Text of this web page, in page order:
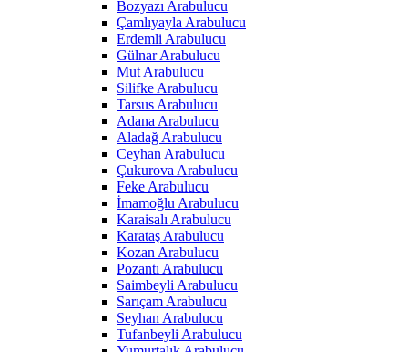
Bozyazı Arabulucu
Çamlıyayla Arabulucu
Erdemli Arabulucu
Gülnar Arabulucu
Mut Arabulucu
Silifke Arabulucu
Tarsus Arabulucu
Adana Arabulucu
Aladağ Arabulucu
Ceyhan Arabulucu
Çukurova Arabulucu
Feke Arabulucu
İmamoğlu Arabulucu
Karaisalı Arabulucu
Karataş Arabulucu
Kozan Arabulucu
Pozantı Arabulucu
Saimbeyli Arabulucu
Sarıçam Arabulucu
Seyhan Arabulucu
Tufanbeyli Arabulucu